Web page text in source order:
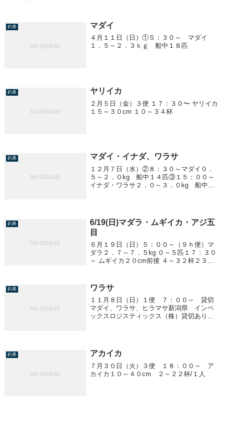
釣果 マダイ
４月１１日（日）①５：３０～ マダイ
１．５～２．３ｋｇ 船中１８匹
釣果 ヤリイカ
２月５日（金）３便 １７：３０〜 ヤリイカ
１５～３０cm １０～３４杯
釣果 マダイ・イナダ、ワラサ
１２月７日（水）②８：３０～マダイ０．
５～２．０kg 船中１４匹③１５：００～
イナダ・ワラサ２．０～３．０kg 船中１
釣果
6/19(日)マダラ・ムギイカ・アジ五
目
６月１９日（日）５：００～（９ｈ便）マ
ダラ２．７～７．５kg ０～５匹１７：３０
～ ムギイカ２０cm前後 ４～３２杯２３：
釣果 ワラサ
１１月８日（日）１便 ７：００～ 貸切
マダイ、ワラサ、ヒラマサ新潟県 インペ
ックスロジスティックス（株）貸切ありが
４便 ２１：...
釣果 アカイカ
７月３０日（火）３便 １８：００～ ア
カイカ１０～４０cm ２～２２杯/１人